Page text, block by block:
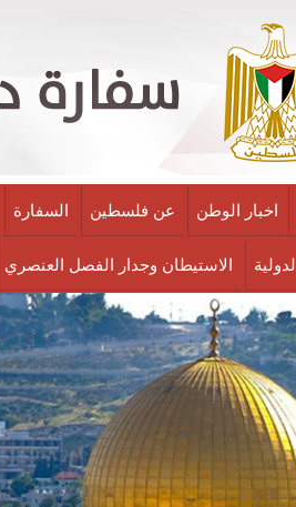
اخبار الوطن عن فلسطين السفارة
الاستيطان وجدار الفصل العنصري